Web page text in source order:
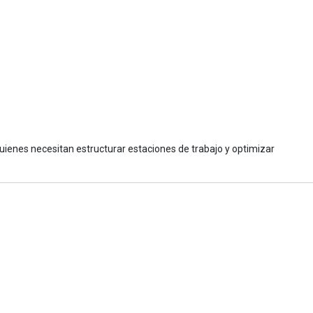
necesitan estructurar estaciones de trabajo y optimizar